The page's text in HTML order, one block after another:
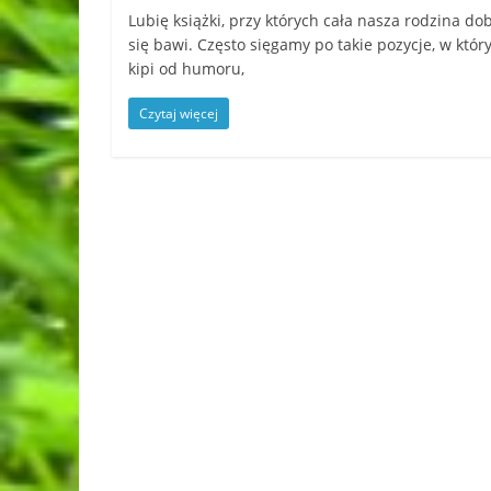
Lubię książki, przy których cała nasza rodzina
się bawi. Często sięgamy po takie pozycje, w
kipi od humoru,
Czytaj więcej